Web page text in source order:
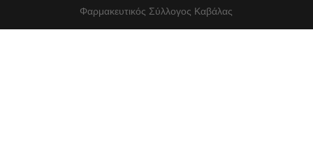
Φαρμακευτικός Σύλλογος Καβάλας